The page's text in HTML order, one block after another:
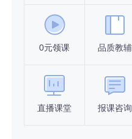
0元领课 品质教辅
直播课堂 报课咨询